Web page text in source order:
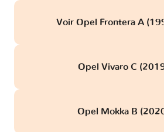
Voir Opel Frontera A
Opel Vivaro C
Opel Mokka B